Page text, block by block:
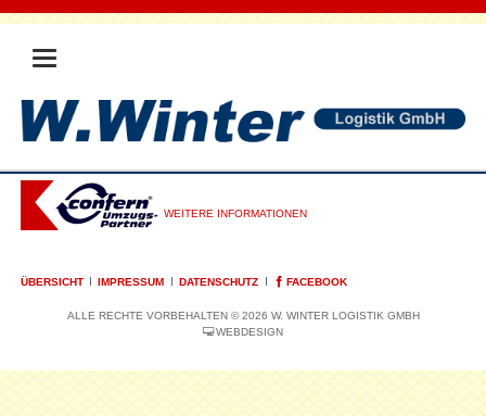
WEITERE INFORMATIONEN
NAVIGATION
ÜBERSICHT IMPRESSUM DATENSCHUTZ FACEBOOK
ALLE RECHTE VORBEHALTEN © 2026 W. WINTER LOGISTIK GMBH
WEBDESIGN